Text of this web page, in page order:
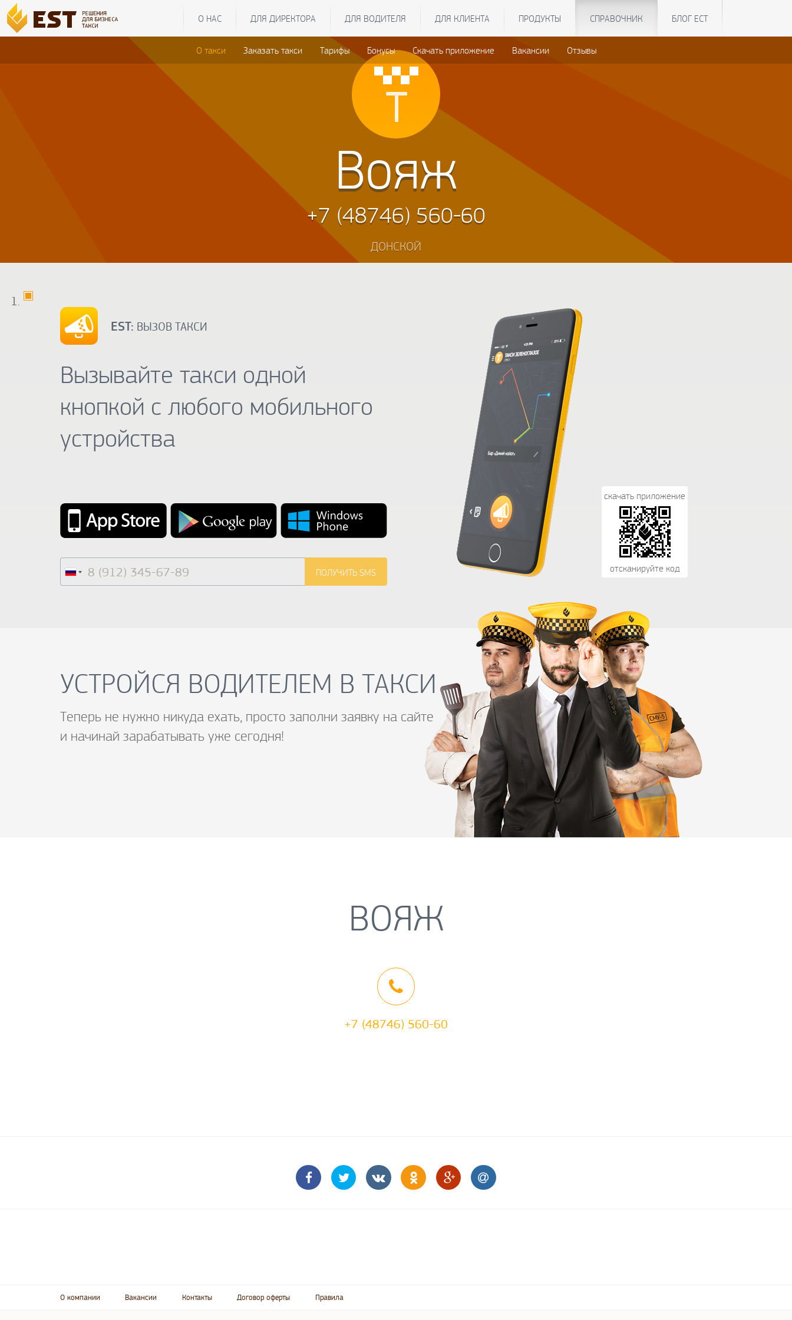
О НАС ДЛЯ ДИРЕКТОРА ДЛЯ ВОДИТЕЛЯ ДЛЯ КЛИЕНТА ПРОДУКТЫ СПРАВОЧНИК БЛОГ ЕСТ
О такси Заказать такси Тарифы Бонусы Скачать приложение Вакансии Отзывы
Вояж
+7 (48746) 560-60
ДОНСКОЙ
EST: ВЫЗОВ ТАКСИ
Вызывайте такси одной
кнопкой с любого мобильного
устройства
скачать приложение
отсканируйте код
УСТРОЙСЯ ВОДИТЕЛЕМ В ТАКСИ
Теперь не нужно никуда ехать, просто заполни заявку на сайте
и начинай зарабатывать уже сегодня!
ВОЯЖ
+7 (48746) 560-60
О компании Вакансии Контакты Договор оферты Правила